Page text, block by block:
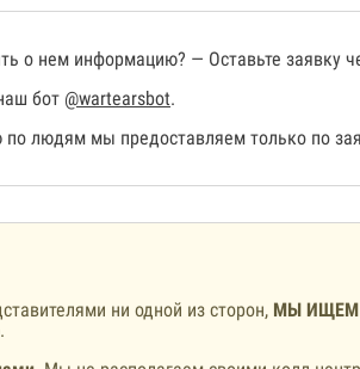
о нем информацию? — Оставьте заявку
бот @wartearsbot.
людям мы предоставляем только по
ни одной из сторон, МЫ